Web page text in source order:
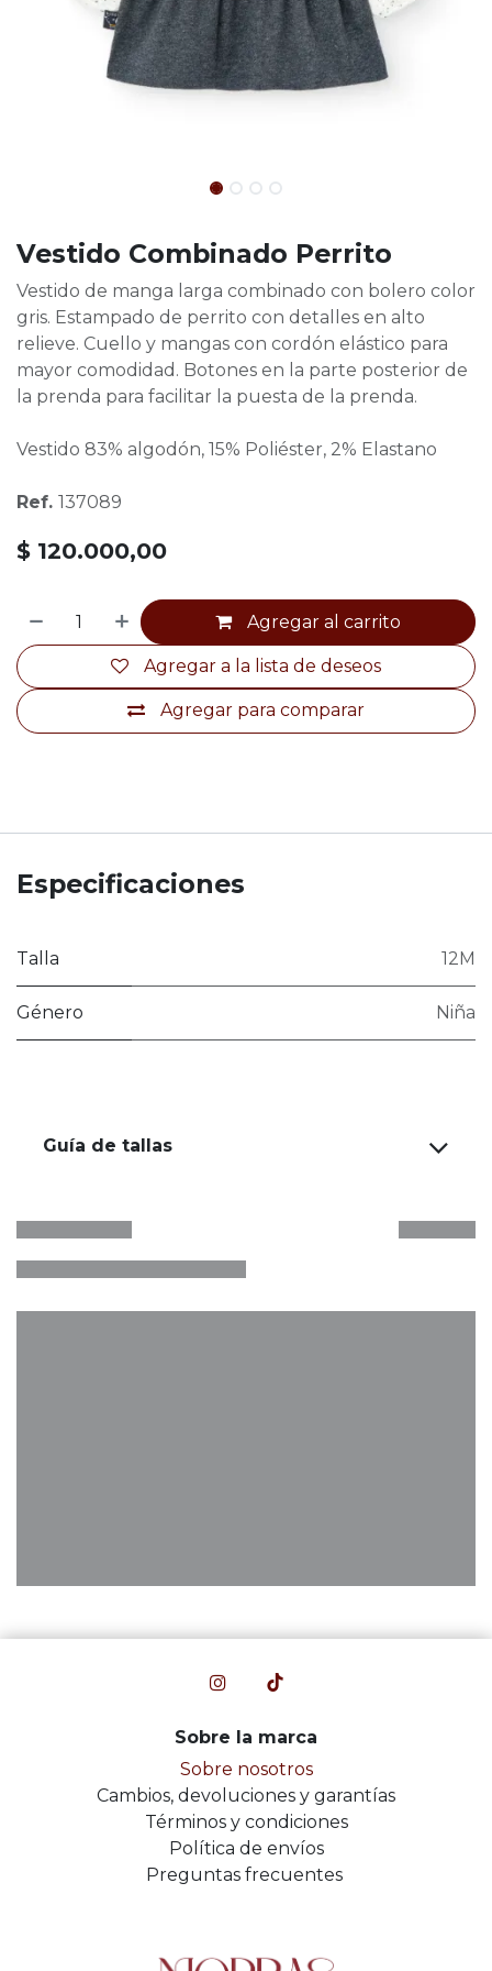
Vestido Combinado Perrito
Vestido de manga larga combinado con bolero color
gris. Estampado de perrito con detalles en alto
relieve. Cuello y mangas con cordón elástico para
mayor comodidad. Botones en la parte posterior de
la prenda para facilitar la puesta de la prenda.
Vestido 83% algodón, 15% Poliéster, 2% Elastano
Ref. 137089
$ 120.000,00
Agregar al carrito
Agregar para comparar
Agregar a la lista de deseos
Especificaciones
Talla 12M
Género Niña
Guía de tallas
Sobre la marca
Sobre nosotros
Cambios, devoluciones y garantías
Términos y condiciones
Política de envíos
Preguntas frecuentes